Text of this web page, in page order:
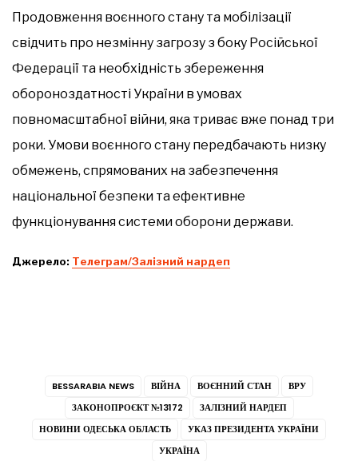
Продовження воєнного стану та мобілізації
свідчить про незмінну загрозу з боку Російської
Федерації та необхідність збереження
обороноздатності України в умовах
повномасштабної війни, яка триває вже понад три
роки. Умови воєнного стану передбачають низку
обмежень, спрямованих на забезпечення
національної безпеки та ефективне
функціонування системи оборони держави.
Джерело: Телеграм/Залізний нардеп
BESSARABIA NEWS ВІЙНА ВОЄННИЙ СТАН
ВРУ
ЗАКОНОПРОЄКТ №13172
ЗАЛІЗНИЙ НАРДЕП
НОВИНИ ОДЕСЬКА ОБЛАСТЬ
УКАЗ ПРЕЗИДЕНТА УКРАЇНИ
УКРАЇНА